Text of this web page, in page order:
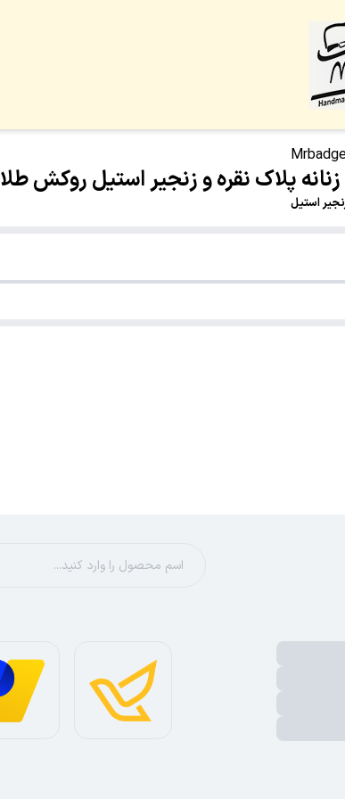
زنانه پلاک نقره و زنجیر استیل روکش طلا
استیل